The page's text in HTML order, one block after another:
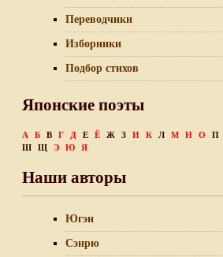
Переводчики
Изборники
Подбор стихов
Японские поэты
А Б В Г Д Е Ё Ж З И К Л М Н О П
Ш
Щ Э Ю Я
Наши авторы
Югэн
Сэнрю